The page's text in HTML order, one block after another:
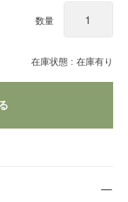
在庫状態 : 在庫有り
数量